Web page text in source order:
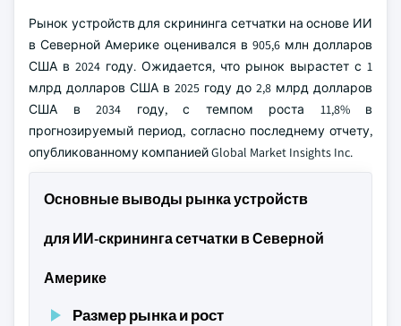
Рынок устройств для скрининга сетчатки на основе ИИ
в Северной Америке оценивался в 905,6 млн долларов
США в 2024 году. Ожидается, что рынок вырастет с 1
млрд долларов США в 2025 году до 2,8 млрд долларов
США в 2034 году, с темпом роста 11,8% в
прогнозируемый период, согласно последнему отчету,
опубликованному компанией Global Market Insights Inc.
Основные выводы рынка устройств
для ИИ-скрининга сетчатки в Северной
Америке
Размер рынка и рост